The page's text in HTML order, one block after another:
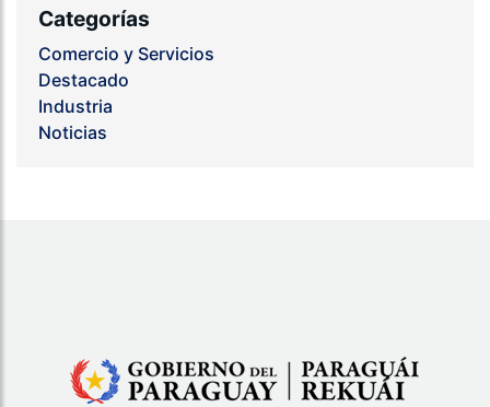
Categorías
Comercio y Servicios
Destacado
Industria
Noticias